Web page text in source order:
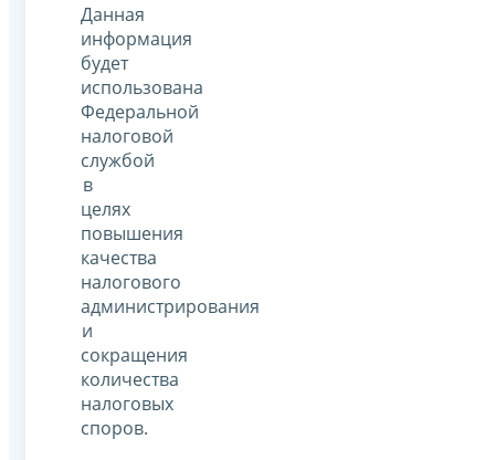
Данная
информация
будет
использована
Федеральной
налоговой
службой
в
целях
повышения
качества
налогового
администрирования
и
сокращения
количества
налоговых
споров.